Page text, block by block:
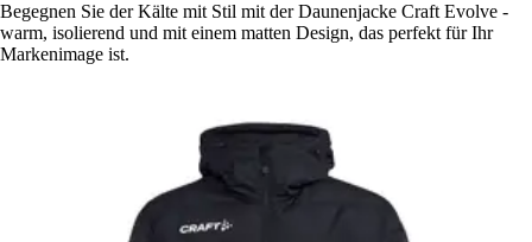
Begegnen Sie der Kälte mit Stil mit der Daunenjacke Craft Evolve -
warm, isolierend und mit einem matten Design, das perfekt für Ihr
Markenimage ist.